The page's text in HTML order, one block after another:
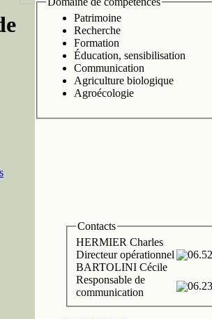
Patrimoine
Recherche
Formation
Éducation, sensibilisation
Communication
Agriculture biologique
Agroécologie
Contacts
HERMIER Charles
Directeur opérationnel
BARTOLINI Cécile
Responsable de
communication